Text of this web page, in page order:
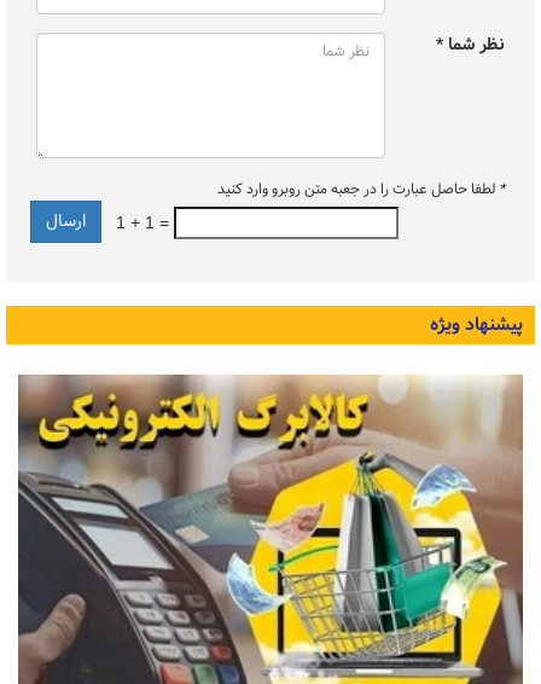
نظر شما *
* لطفا حاصل عبارت را در جعبه متن روبرو وارد کنید
1 + 1 =
پیشنهاد ویژه